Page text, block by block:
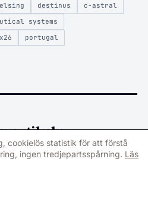
destinus
c-astral
systems
portugal
artikeln
utifrån artikelns innehåll.
vidare i EDA:s Sentinel
cookielös statistik för att förstå
ingen tredjepartsspårning. Läs